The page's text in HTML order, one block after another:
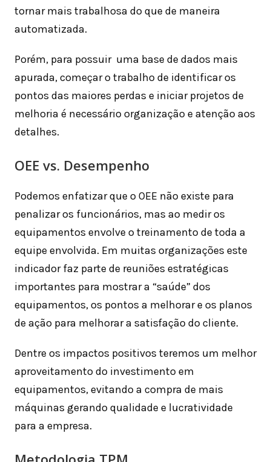
tornar mais trabalhosa do que de maneira
automatizada.
Porém, para possuir uma base de dados mais
apurada, começar o trabalho de identificar os
pontos das maiores perdas e iniciar projetos de
melhoria é necessário organização e atenção aos
detalhes.
OEE vs. Desempenho
Podemos enfatizar que o OEE não existe para
penalizar os funcionários, mas ao medir os
equipamentos envolve o treinamento de toda a
equipe envolvida. Em muitas organizações este
indicador faz parte de reuniões estratégicas
importantes para mostrar a “saúde” dos
equipamentos, os pontos a melhorar e os planos
de ação para melhorar a satisfação do cliente.
Dentre os impactos positivos teremos um melhor
aproveitamento do investimento em
equipamentos, evitando a compra de mais
máquinas gerando qualidade e lucratividade
para a empresa.